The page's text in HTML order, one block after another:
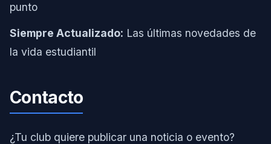
punto
Siempre Actualizado: Las últimas novedades de
la vida estudiantil
Contacto
¿Tu club quiere publicar una noticia o evento?